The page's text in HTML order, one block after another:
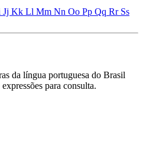
Jj Kk Ll Mm Nn Oo Pp Qq Rr Ss
da língua portuguesa do Brasil
para consulta.